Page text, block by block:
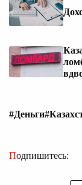
#Деньги
Подпишитесь: